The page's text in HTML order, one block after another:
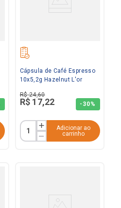
Cápsula de Café Espresso
10x5,2g Hazelnut L'or
R$ 24,60
R$ 17,22 - 30%
Adicionar ao
carrinho